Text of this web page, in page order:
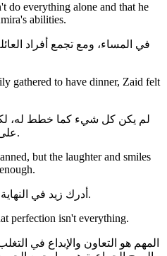
do everything alone and that he
abilities.
في المساء، ومع تجمع أفراد
gathered to have dinner, Zaid felt
لم يكن كل شيء كما خطط له،
على وجوه الجميع كانت تكفي.
but the laughter and smiles
أدرك زيد في النهاية أن الكمال ليس كل شيء.
perfection isn't everything.
المهم هو التعاون والإبداع في